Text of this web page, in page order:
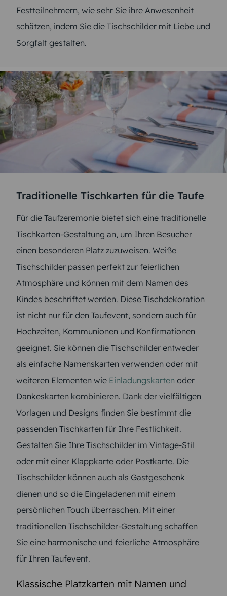
Festteilnehmern, wie sehr Sie ihre Anwesenheit
schätzen, indem Sie die Tischschilder mit Liebe und
Sorgfalt gestalten.
Traditionelle Tischkarten für die Taufe
Für die Taufzeremonie bietet sich eine traditionelle
Tischkarten-Gestaltung an, um Ihren Besucher
einen besonderen Platz zuzuweisen. Weiße
Tischschilder passen perfekt zur feierlichen
Atmosphäre und können mit dem Namen des
Kindes beschriftet werden. Diese Tischdekoration
ist nicht nur für den Taufevent, sondern auch für
Hochzeiten, Kommunionen und Konfirmationen
geeignet. Sie können die Tischschilder entweder
als einfache Namenskarten verwenden oder mit
weiteren Elementen wie Einladungskarten oder
Dankeskarten kombinieren. Dank der vielfältigen
Vorlagen und Designs finden Sie bestimmt die
passenden Tischkarten für Ihre Festlichkeit.
Gestalten Sie Ihre Tischschilder im Vintage-Stil
oder mit einer Klappkarte oder Postkarte. Die
Tischschilder können auch als Gastgeschenk
dienen und so die Eingeladenen mit einem
persönlichen Touch überraschen. Mit einer
traditionellen Tischschilder-Gestaltung schaffen
Sie eine harmonische und feierliche Atmosphäre
für Ihren Taufevent.
Klassische Platzkarten mit Namen und